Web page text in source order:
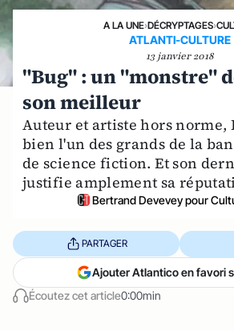
A LA UNE›DÉCRYPTAGES›
ATLANTI-CULTURE
13 janvier 2018
"Bug" : un "monstre"
son meilleur
Auteur et artiste hors norme,
bien l'un des grands de la
de science fiction. Et son
justifie amplement sa
Bertrand Devevey pour
Écoutez cet article0:00min
PARTAGER
Ajouter Atlantico en favori